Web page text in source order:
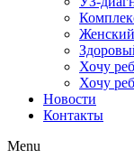
Хочу
Хочу
Новости
Контакты
Menu